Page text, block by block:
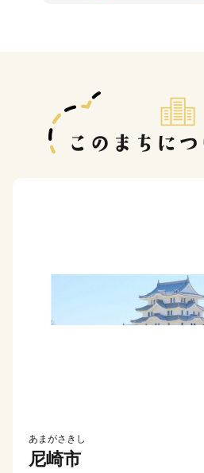
あまがさきし
尼崎市